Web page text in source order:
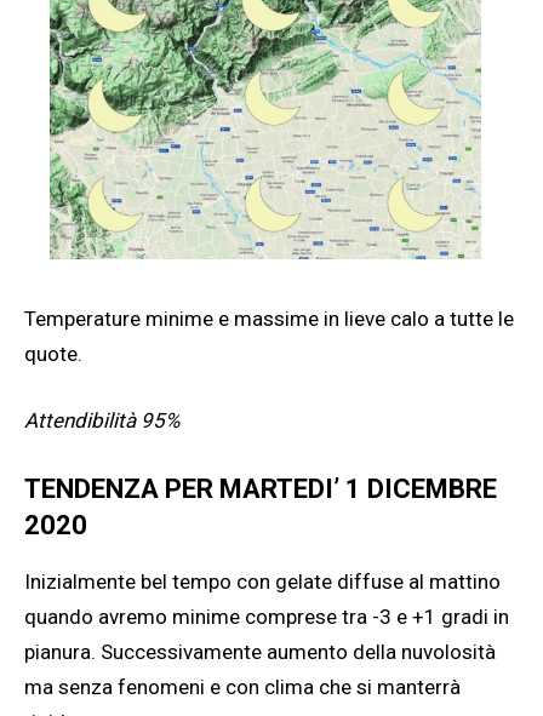
Temperature minime e massime in lieve calo a tutte le
quote.
Attendibilità 95%
TENDENZA PER MARTEDI’ 1 DICEMBRE
2020
Inizialmente bel tempo con gelate diffuse al mattino
quando avremo minime comprese tra -3 e +1 gradi in
pianura. Successivamente aumento della nuvolosità
ma senza fenomeni e con clima che si manterrà